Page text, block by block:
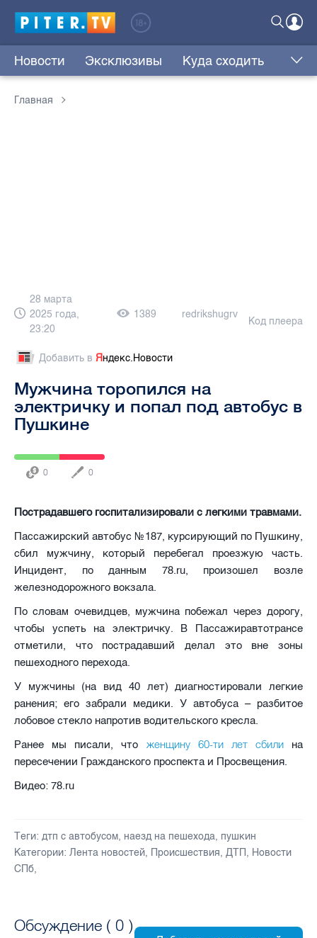
Новости Эксклюзивы Куда сходить
Главная
28 марта
2025 года,
23:20
1389 redrikshugrv
Код плеера
Добавить в Яндекс.Новости
Мужчина торопился на
электричку и попал под автобус в
Пушкине
0 0
Пострадавшего госпитализировали с легкими травмами.
Пассажирский автобус №187, курсирующий по Пушкину,
сбил мужчину, который перебегал проезжую часть.
Инцидент, по данным 78.ru, произошел возле
железнодорожного вокзала.
По словам очевидцев, мужчина побежал через дорогу,
чтобы успеть на электричку. В Пассажиравтотрансе
отметили, что пострадавший делал это вне зоны
пешеходного перехода.
У мужчины (на вид 40 лет) диагностировали легкие
ранения; его забрали медики. У автобуса – разбитое
лобовое стекло напротив водительского кресла.
Ранее мы писали, что женщину 60-ти лет сбилина
пересечении Гражданского проспекта и Просвещения.
Видео: 78.ru
Теги: дтп с автобусом, наезд на пешехода, пушкин
Категории: Лента новостей, Происшествия, ДТП, Новости
СПб,
Обсуждение ( 0 )